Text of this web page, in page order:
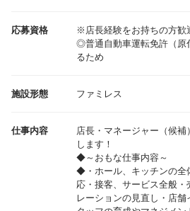
応募資格
※店長経験をお持ちの方歓
◎普通自動車運転免許（原
るため
施設形態 ファミレス
仕事内容
店長・マネージャー（候
します！
◆～おもな仕事内容～
◆・ホール、キッチンの全
応・接客、サービス全般
レーションの見直し・店